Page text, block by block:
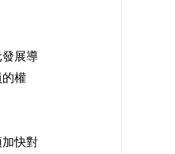
展導
權
快對